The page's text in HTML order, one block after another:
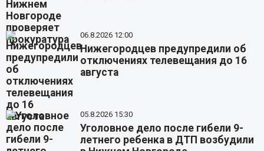
06.8.2026 12:00
Нижегородцев предупредили об
отключениях телевещания до 16
августа
05.8.2026 15:30
Уголовное дело после гибели 9-
летнего ребенка в ДТП возбудили